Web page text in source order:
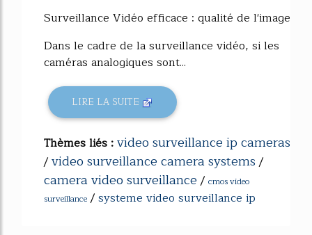
Surveillance Vidéo efficace : qualité de l'image
Dans le cadre de la surveillance vidéo, si les
caméras analogiques sont...
LIRE LA SUITE
Thèmes liés :video surveillance ip cameras
/video surveillance camera systems/
camera video surveillance/ cmos video
surveillance /systeme video surveillance ip